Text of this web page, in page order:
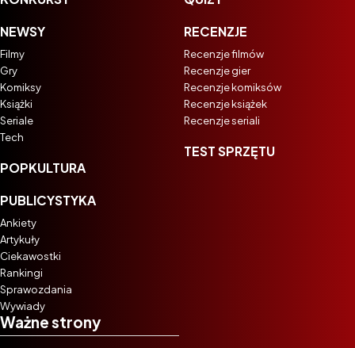
NEWSY
Filmy
Gry
Komiksy
Książki
Seriale
Tech
POPKULTURA
PUBLICYSTYKA
Ankiety
Artykuły
Ciekawostki
Rankingi
Sprawozdania
Wywiady
RECENZJE
Recenzje filmów
Recenzje gier
Recenzje komiksów
Recenzje książek
Recenzje seriali
TEST SPRZĘTU
Ważne strony